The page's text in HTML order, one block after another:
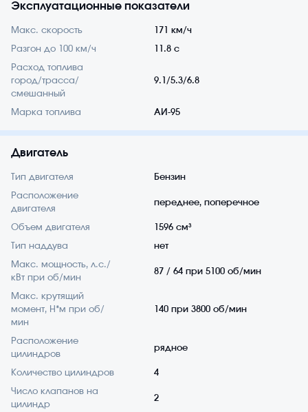
Эксплуатационные показатели
Макс. скорость 171 км/ч
Разгон до 100 км/ч 11.8 с
Расход топлива
город/трасса/
смешанный
9.1/5.3/6.8
Марка топлива АИ-95
Двигатель
Тип двигателя Бензин
Расположение
двигателя
переднее, поперечное
Объем двигателя 1596 см³
Тип наддува нет
Макс. мощность, л.с./
кВт при об/мин
87 / 64 при 5100 об/мин
Макс. крутящий
момент, Н*м при об/
мин
140 при 3800 об/мин
Расположение
цилиндров
рядное
Количество цилиндров 4
Число клапанов на
цилиндр
2